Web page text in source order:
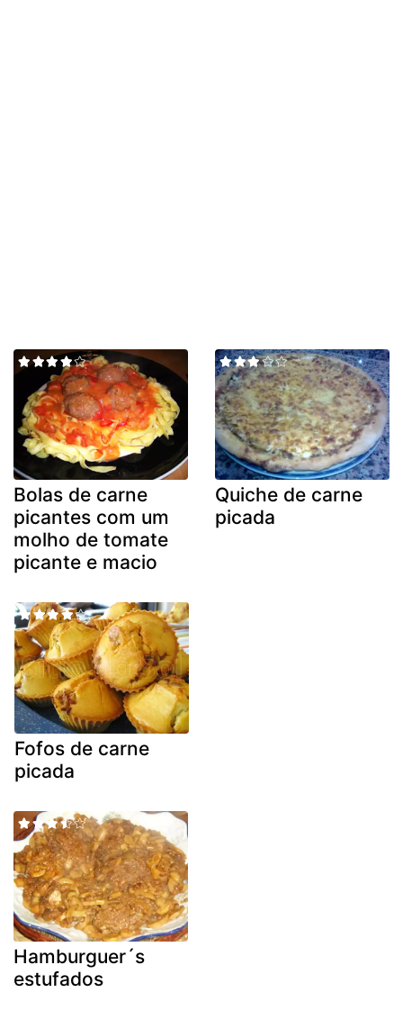
Bolas de carne
picantes com um
molho de tomate
picante e macio
Quiche de carne
picada
Fofos de carne
picada
Hamburguer´s
estufados